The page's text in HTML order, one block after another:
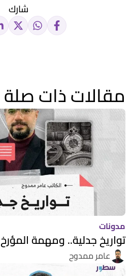
شارك
مقالات ذات صلة
مدونات
تواريخ جدلية.. ومهمة المؤرخ
عامر ممدوح